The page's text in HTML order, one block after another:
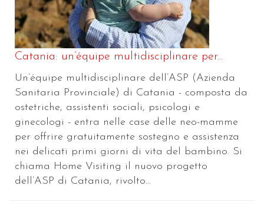
Catania: un’équipe multidisciplinare per...
Un’équipe multidisciplinare dell’ASP (Azienda
Sanitaria Provinciale) di Catania - composta da
ostetriche, assistenti sociali, psicologi e
ginecologi - entra nelle case delle neo-mamme
per offrire gratuitamente sostegno e assistenza
nei delicati primi giorni di vita del bambino. Si
chiama Home Visiting il nuovo progetto
dell’ASP di Catania, rivolto...